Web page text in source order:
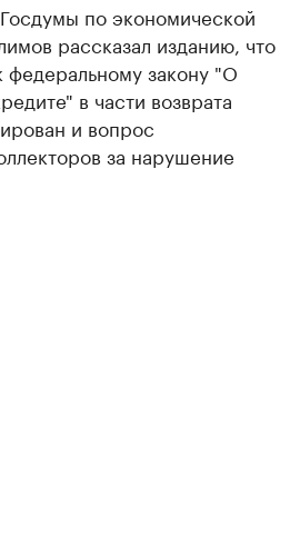
по экономической
рассказал изданию, что
закону "О
в части возврата
и вопрос
за нарушение